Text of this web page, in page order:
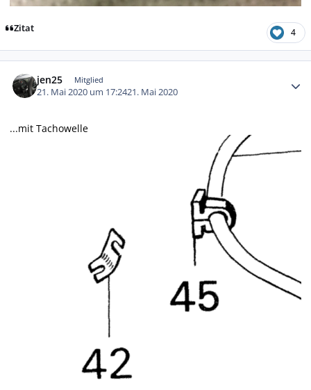
Zitat 4
jen25 Mitglied
21. Mai 2020 um 17:2421. Mai 2020
...mit Tachowelle